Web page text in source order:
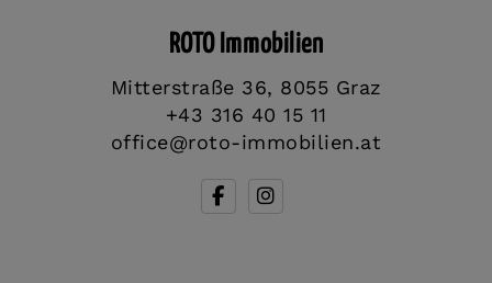
ROTO Immobilien
Mitterstraße 36, 8055 Graz
+43 316 40 15 11
office@roto-immobilien.at